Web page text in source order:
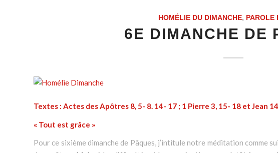
HOMÉLIE DU DIMANCHE, PAROLE
6E DIMANCHE DE
Textes : Actes des Apôtres 8, 5- 8. 14- 17 ; 1 Pierre 3, 15- 18 et Jean
« Tout est grâce »
Pour ce sixième dimanche de Pâques, j’intitule notre méditation comme